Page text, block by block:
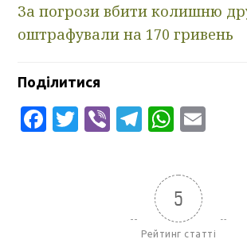
За погрози вбити колишню
оштрафували на 170 гривень
Поділитися
Facebook
Twitter
ViberTelegram
5
Рейтинг статті